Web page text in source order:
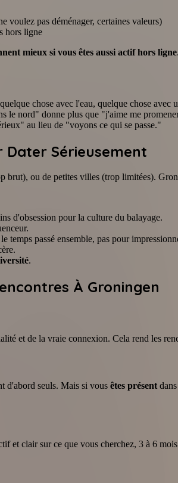
voulez pas déménager, certaines valeurs)
hors ligne
mieux si vous êtes aussi actif hors ligne
chose avec l'eau, quelque chose avec
le nord" donne plus que "j'aime me
au lieu de "voyons ce qui se passe."
Dater Sérieusement
ou de petites villes (trop limitées).
d'obsession pour la culture du balayage.
temps passé ensemble, pas pour
.
À Groningen
et de la vraie connexion. Cela rend les
d'abord seuls. Mais si vous êtes présent
et clair sur ce que vous cherchez, 3 à 6